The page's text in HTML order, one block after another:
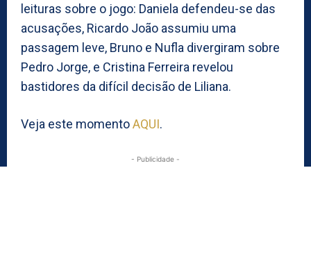
leituras sobre o jogo: Daniela defendeu-se das
acusações, Ricardo João assumiu uma
passagem leve, Bruno e Nufla divergiram sobre
Pedro Jorge, e Cristina Ferreira revelou
bastidores da difícil decisão de Liliana.
Veja este momentoAQUI.
- Publicidade -